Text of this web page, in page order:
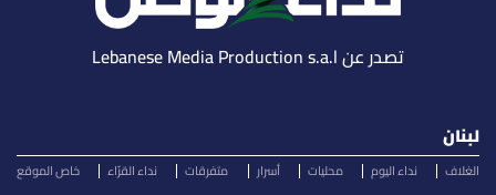
تصدر عن Lebanese Media Production s.a.l
لبنان
الغلاف نداء اليوم محليات أسرار متفرقات نداء القرّاء خاص الموقع